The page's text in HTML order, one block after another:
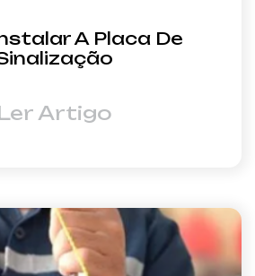
A Placa De
Artigo